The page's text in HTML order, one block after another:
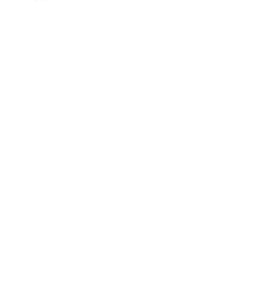
Alternative Energy